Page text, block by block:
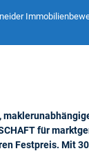
für
Festpreis. Mit